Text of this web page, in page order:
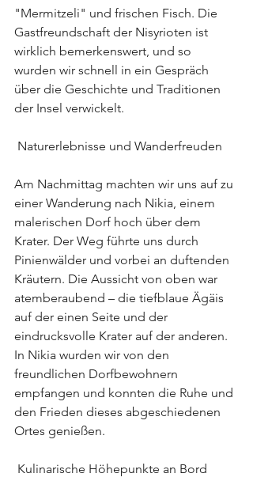
"Mermitzeli" und frischen Fisch. Die
Gastfreundschaft der Nisyrioten ist
wirklich bemerkenswert, und so
wurden wir schnell in ein Gespräch
über die Geschichte und Traditionen
der Insel verwickelt.
Naturerlebnisse und Wanderfreuden
Am Nachmittag machten wir uns auf zu
einer Wanderung nach Nikia, einem
malerischen Dorf hoch über dem
Krater. Der Weg führte uns durch
Pinienwälder und vorbei an duftenden
Kräutern. Die Aussicht von oben war
atemberaubend – die tiefblaue Ägäis
auf der einen Seite und der
eindrucksvolle Krater auf der anderen.
In Nikia wurden wir von den
freundlichen Dorfbewohnern
empfangen und konnten die Ruhe und
den Frieden dieses abgeschiedenen
Ortes genießen.
Kulinarische Höhepunkte an Bord